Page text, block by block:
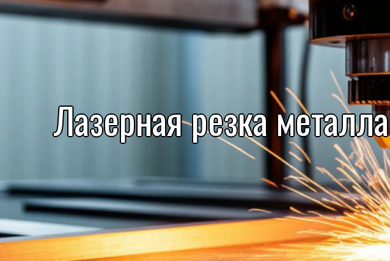
Лазерная резка